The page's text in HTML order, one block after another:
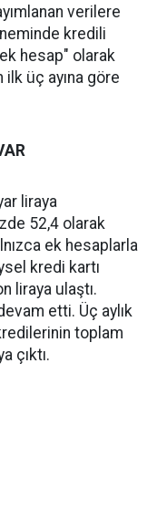
verilere
kredili
hesap" olarak
ilk üç ayına göre
liraya
52,4 olarak
ek hesaplarla
kredi kartı
liraya ulaştı.
etti. Üç aylık
toplam
çıktı.